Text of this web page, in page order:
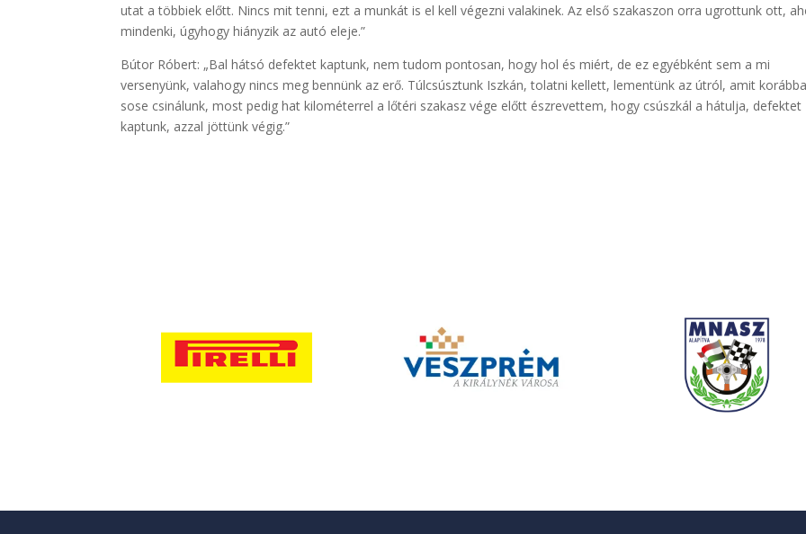
utat a többiek előtt. Nincs mit tenni, ezt a munkát is el kell végezni valakinek. Az első szakaszon orra ugrottunk ott,
mindenki, úgyhogy hiányzik az autó eleje.”
Bútor Róbert: „Bal hátsó defektet kaptunk, nem tudom pontosan, hogy hol és miért, de ez egyébként sem a mi
versenyünk, valahogy nincs meg bennünk az erő. Túlcsúsztunk Iszkán, tolatni kellett, lementünk az útról, amit
sose csinálunk, most pedig hat kilométerrel a lőtéri szakasz vége előtt észrevettem, hogy csúszkál a hátulja, defektet
kaptunk, azzal jöttünk végig.”